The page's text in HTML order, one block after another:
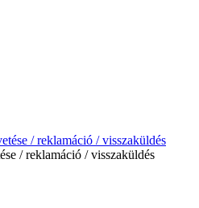
/ reklamáció / visszaküldés
/ reklamáció / visszaküldés